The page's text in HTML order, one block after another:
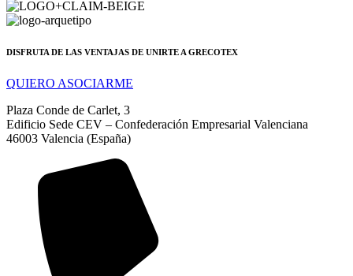
DISFRUTA DE LAS VENTAJAS DE UNIRTE A GRECOTEX
QUIERO ASOCIARME
Plaza Conde de Carlet, 3
Edificio Sede CEV – Confederación Empresarial Valenciana
46003 Valencia (España)